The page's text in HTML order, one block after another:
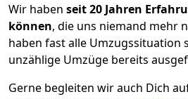
Wir haben seit20 Jahren
können, die uns niemand mehr
haben fast alle Umzugssituation
unzählige Umzüge bereits
Gerne begleiten wir auch Dich